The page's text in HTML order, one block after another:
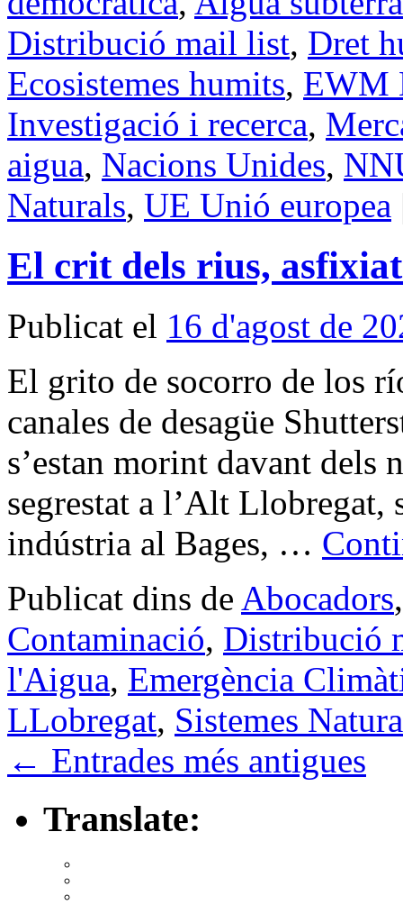
Distribució mail list, Dret
Ecosistemes humits, EWM
Investigació i recerca,
aigua, Nacions Unides,
Naturals, UE Unió europea
El crit dels rius,
Publicat el 16 d'agost de
El grito de socorro de los
canales de desagüe
s’estan morint davant
segrestat a l’Alt Llobregat,
indústria al Bages, …
Publicat dins de Abocadors
Contaminació, Distribució
l'Aigua, Emergència
LLobregat, Sistemes
← Entrades més antigues
Translate: